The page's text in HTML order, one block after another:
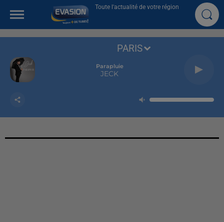
Toute l'actualité de votre région
Parapluie
JECK
PARIS